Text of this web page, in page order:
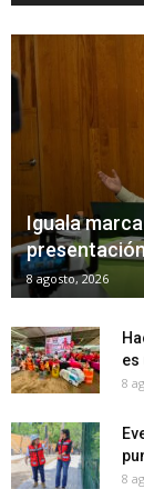
Iguala
8 agosto, 2026
es
8
8